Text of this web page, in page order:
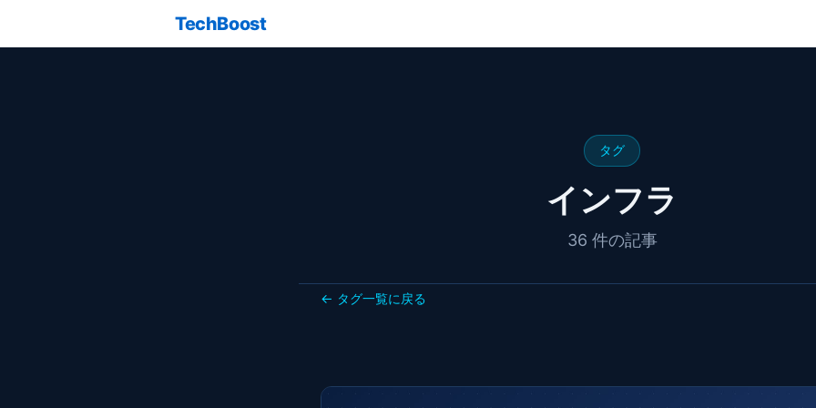
TechBoost
タグ
インフラ
36 件の記事
← タグ一覧に戻る